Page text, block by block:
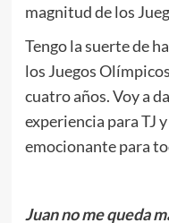
magnitud de los
Tengo la suerte de
los Juegos
cuatro años. Voy a
experiencia para TJ
emocionante para
Juan no me queda